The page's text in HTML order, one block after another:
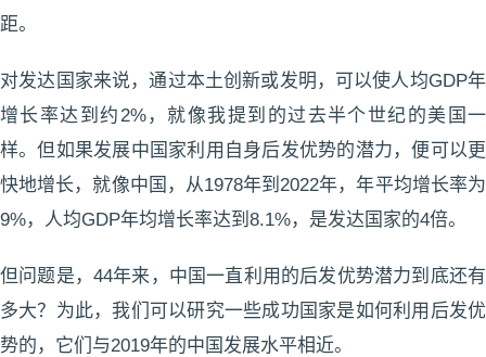
距。
对发达国家来说，通过本土创新或发明，可以使人均GDP年
增长率达到约2%，就像我提到的过去半个世纪的美国一
样。但如果发展中国家利用自身后发优势的潜力，便可以更
快地增长，就像中国，从1978年到2022年，年平均增长率为
9%，人均GDP年均增长率达到8.1%，是发达国家的4倍。
但问题是，44年来，中国一直利用的后发优势潜力到底还有
多大？为此，我们可以研究一些成功国家是如何利用后发优
势的，它们与2019年的中国发展水平相近。